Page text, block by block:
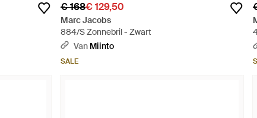
€ 168€ 129,50
Marc Jacobs
884/S Zonnebril - Zwart
Van Miinto
SALE